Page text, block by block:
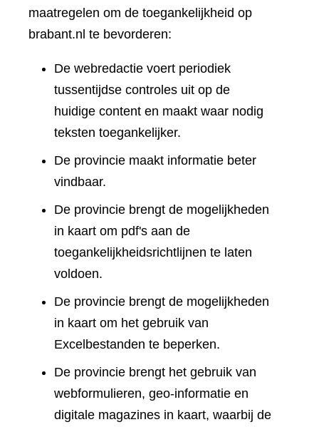
maatregelen om de toegankelijkheid op
brabant.nl te bevorderen:
De webredactie voert periodiek
tussentijdse controles uit op de
huidige content en maakt waar nodig
teksten toegankelijker.
De provincie maakt informatie beter
vindbaar.
De provincie brengt de mogelijkheden
in kaart om pdf's aan de
toegankelijkheidsrichtlijnen te laten
voldoen.
De provincie brengt de mogelijkheden
in kaart om het gebruik van
Excelbestanden te beperken.
De provincie brengt het gebruik van
webformulieren, geo-informatie en
digitale magazines in kaart, waarbij de